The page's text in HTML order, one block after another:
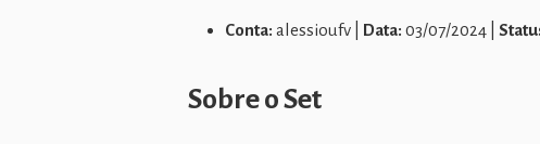
Conta: alessioufv | Data: 03/07/2024 |
Sobre o Set